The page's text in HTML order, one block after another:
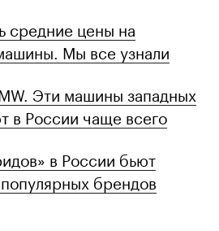
средние цены на
Мы все узнали
Эти машины западных
в России чаще всего
в России бьют
брендов